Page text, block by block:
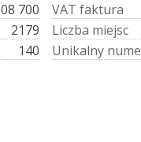
700
2179
140
VAT faktura
Liczba miejsc
Unikalny nume